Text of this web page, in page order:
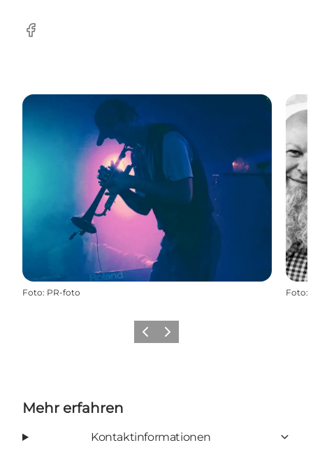
Facebook
Foto: PR-foto Foto:
Vorherige Folie
Nächste Folie
Mehr erfahren
Kontaktinformationen